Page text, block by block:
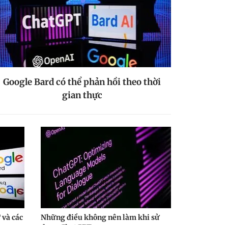
Google Bard có thể phản hồi theo thời
gian thực
các
Những điều không nên làm khi sử